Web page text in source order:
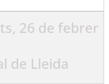
26 de febrer
de Lleida